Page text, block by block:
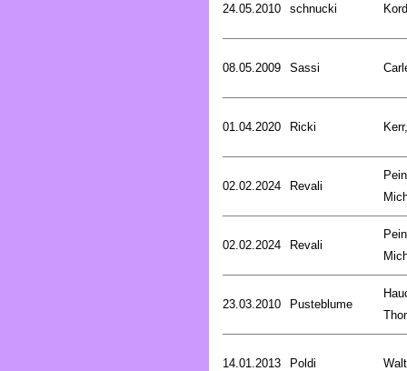
24.05.2010 schnucki
08.05.2009 Sassi
01.04.2020 Ricki
02.02.2024 Revali
02.02.2024 Revali
23.03.2010 Pusteblume
14.01.2013 Poldi